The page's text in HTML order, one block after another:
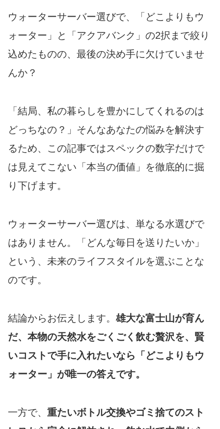
ウォーターサーバー選びで、「どこよりもウ
ォーター」と「アクアバンク」の2択まで絞り
込めたものの、最後の決め手に欠けていませ
んか？
「結局、私の暮らしを豊かにしてくれるのは
どっちなの？」そんなあなたの悩みを解決す
るため、この記事ではスペックの数字だけで
は見えてこない「本当の価値」を徹底的に掘
り下げます。
ウォーターサーバー選びは、単なる水選びで
はありません。「どんな毎日を送りたいか」
という、未来のライフスタイルを選ぶことな
のです。
結論からお伝えします。雄大な富士山が育ん
だ、本物の天然水をごくごく飲む贅沢を、賢
いコストで手に入れたいなら「どこよりもウ
ォーター」が唯一の答えです。
一方で、 重たいボトル交換やゴミ捨てのスト